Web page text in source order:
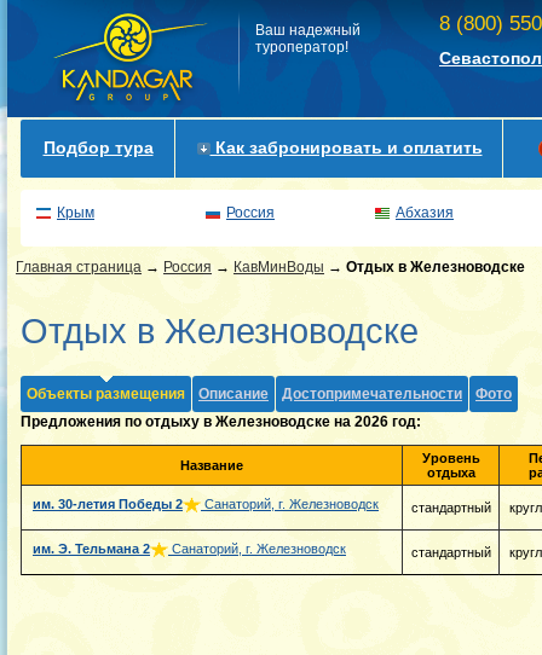
Ваш надежный
туроператор!
8 (800)
Подбор тура Как забронировать и оплатить
Крым Россия Абхазия
Главная страница → Россия → КавМинВоды → Отдых в Железноводске
Отдых в Железноводске
Объекты размещения Описание Достопримечательности
Фото
Предложения по отдыху в Железноводске на 2026 год:
Название
Уровень
отдыха
им. 30-летия Победы 2 Санаторий, г. Железноводск стандартный
им. Э. Тельмана 2 Санаторий, г. Железноводск стандартный